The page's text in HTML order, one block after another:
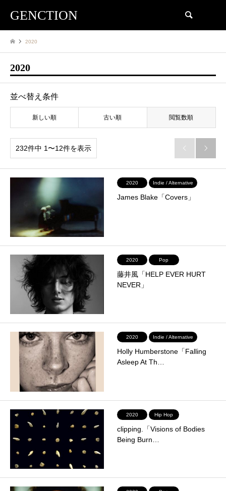
GENCTION
2020
2020
並べ替え条件
新しい順 古い順 閲覧数順
232件中 1〜12件を表示  
2020 Indie / Alternative
James Blake「Covers」
2020 Pop
藤井風「HELP EVER HURT
NEVER」
2020 Indie / Alternative
Holly Humberstone「Falling
Asleep At Th…
2020 Hip Hop
clipping.「Visions of Bodies
Being Burn…